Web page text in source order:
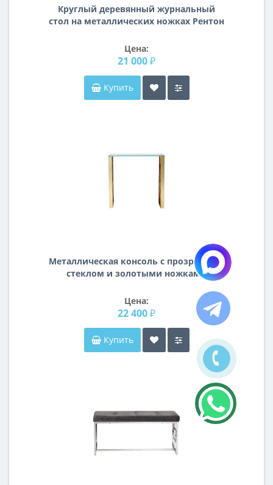
Круглый деревянный журнальный
стол на металлических ножках Рентон
Цена:
21 000 ₽
Купить
Металлическая консоль с прозрачным
стеклом и золотыми ножками
Цена:
22 400 ₽
Купить